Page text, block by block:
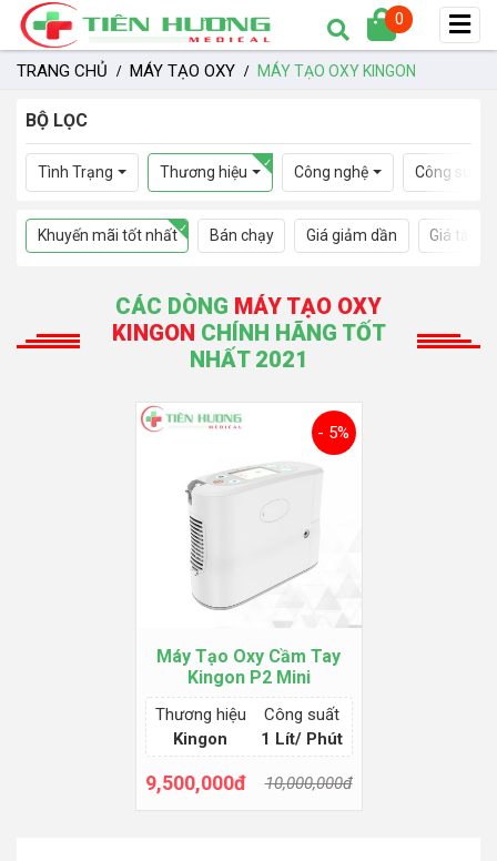
0
TRANG CHỦ MÁY TẠO OXY MÁY TẠO OXY KINGON
BỘ LỌC
Tình Trạng Thương hiệu Công nghệ Công suất
Khuyến mãi tốt nhất Bán chạy Giá giảm dần Giá tăng
CÁC DÒNG MÁY TẠO OXY
KINGON CHÍNH HÃNG TỐT
NHẤT 2021
- 5%
Máy Tạo Oxy Cầm Tay
Kingon P2 Mini
Thương hiệu
Kingon
Công suất
1 Lít/ Phút
9,500,000đ 10,000,000đ